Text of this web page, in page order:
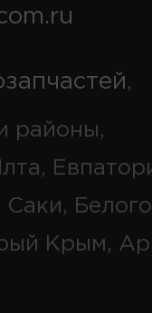
,
районы,
Крым,